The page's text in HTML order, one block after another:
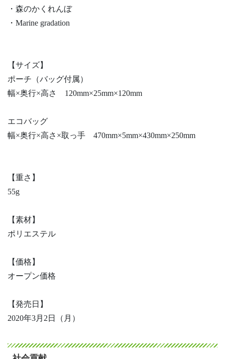
・森のかくれんぼ
・Marine gradation
【サイズ】
ポーチ（バッグ付属）
幅×奥行×高さ 120mm×25mm×120mm
エコバッグ
幅×奥行×高さ×取っ手 470mm×5mm×430mm×250mm
【重さ】
55g
【素材】
ポリエステル
【価格】
オープン価格
【発売日】
2020年3月2日（月）